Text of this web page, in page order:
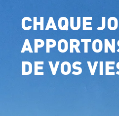
CHAQUE
DE VOS